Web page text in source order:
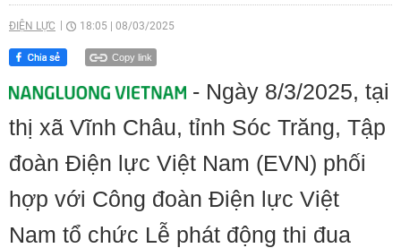
ĐIỆN LỰC 18:05 08/03/2025
Copy link
- Ngày 8/3/2025, tại
thị xã Vĩnh Châu, tỉnh Sóc Trăng, Tập
đoàn Điện lực Việt Nam (EVN) phối
hợp với Công đoàn Điện lực Việt
Nam tổ chức Lễ phát động thi đua